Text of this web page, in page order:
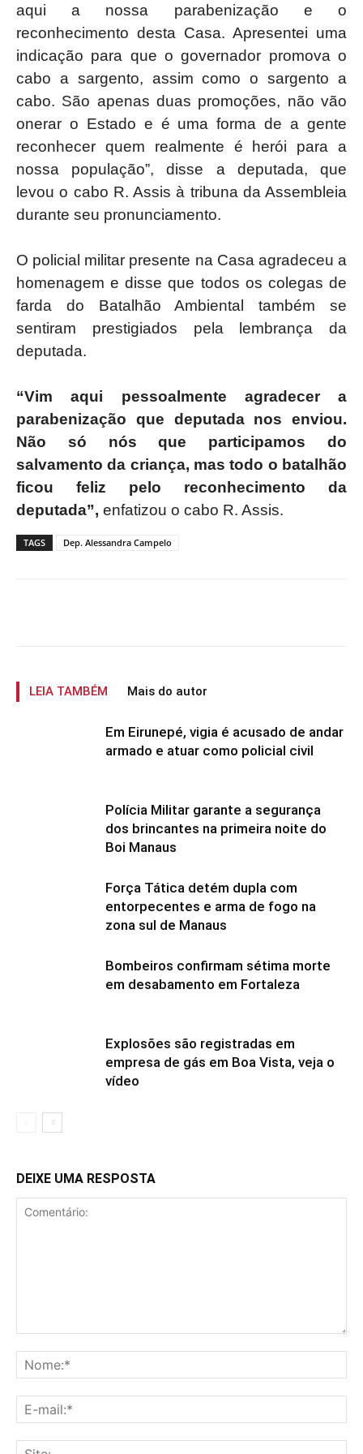
aqui a nossa parabenização e o
reconhecimento desta Casa. Apresentei uma
indicação para que o governador promova o
cabo a sargento, assim como o sargento a
cabo. São apenas duas promoções, não vão
onerar o Estado e é uma forma de a gente
reconhecer quem realmente é herói para a
nossa população”, disse a deputada, que
levou o cabo R. Assis à tribuna da Assembleia
durante seu pronunciamento.
O policial militar presente na Casa agradeceu a
homenagem e disse que todos os colegas de
farda do Batalhão Ambiental também se
sentiram prestigiados pela lembrança da
deputada.
“Vim aqui pessoalmente agradecer a
parabenização que deputada nos enviou.
Não só nós que participamos do
salvamento da criança, mas todo o batalhão
ficou feliz pelo reconhecimento da
deputada”, enfatizou o cabo R. Assis.
TAGS Dep. Alessandra Campelo
LEIA TAMBÉM Mais do autor
Em Eirunepé, vigia é acusado de andar
armado e atuar como policial civil
Polícia Militar garante a segurança
dos brincantes na primeira noite do
Boi Manaus
Força Tática detém dupla com
entorpecentes e arma de fogo na
zona sul de Manaus
Bombeiros confirmam sétima morte
em desabamento em Fortaleza
Explosões são registradas em
empresa de gás em Boa Vista, veja o
vídeo
DEIXE UMA RESPOSTA